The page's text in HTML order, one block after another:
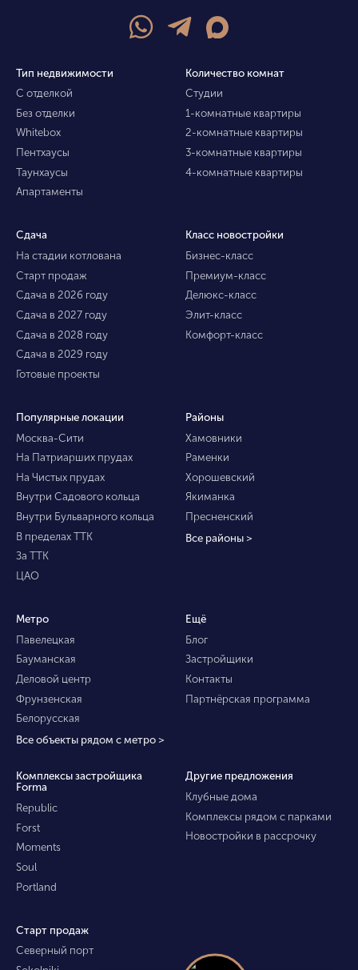
Тип недвижимости
С отделкой
Без отделки
Whitebox
Пентхаусы
Таунхаусы
Апартаменты
Количество комнат
Студии
1-комнатные квартиры
2-комнатные квартиры
3-комнатные квартиры
4-комнатные квартиры
Сдача
На стадии котлована
Старт продаж
Сдача в 2026 году
Сдача в 2027 году
Сдача в 2028 году
Сдача в 2029 году
Готовые проекты
Класс новостройки
Бизнес-класс
Премиум-класс
Делюкс-класс
Элит-класс
Комфорт-класс
Популярные локации
Москва-Сити
На Патриарших прудах
На Чистых прудах
Внутри Садового кольца
Внутри Бульварного кольца
В пределах ТТК
За ТТК
ЦАО
Районы
Хамовники
Раменки
Хорошевский
Якиманка
Пресненский
Все районы >
Метро
Павелецкая
Бауманская
Деловой центр
Фрунзенская
Белорусская
Все объекты рядом с метро >
Ещё
Блог
Застройщики
Контакты
Партнёрская программа
Комплексы застройщика
Forma
Republic
Forst
Moments
Soul
Portland
Другие предложения
Клубные дома
Комплексы рядом с парками
Новостройки в рассрочку
Старт продаж
Северный порт